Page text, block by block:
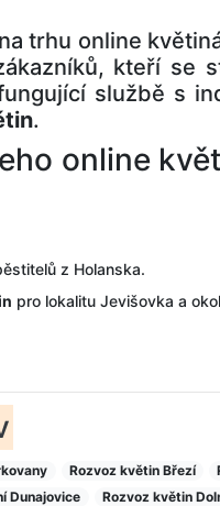
trhu online
kteří se
službě s
.
online
z Holanska.
pro lokalitu Jevišovka a
Rozvoz květin Březí
Dunajovice Rozvoz květin